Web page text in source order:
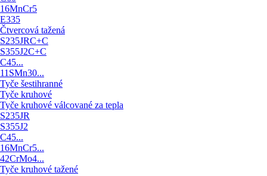
16MnCr5
E335
Čtvercová tažená
S235JRC+C
S355J2C+C
C45...
11SMn30...
Tyče šestihranné
Tyče kruhové
Tyče kruhové válcované za tepla
S235JR
S355J2
C45...
16MnCr5...
42CrMo4...
Tyče kruhové tažené